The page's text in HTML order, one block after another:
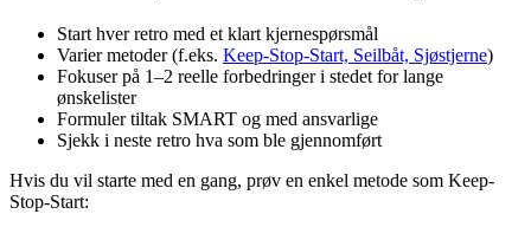
Start hver retro med et klart kjernespørsmål
Varier metoder (f.eks. Keep-Stop-Start, Seilbåt, Sjøstjerne)
Fokuser på 1–2 reelle forbedringer i stedet for lange
ønskelister
Formuler tiltak SMART og med ansvarlige
Sjekk i neste retro hva som ble gjennomført
Hvis du vil starte med en gang, prøv en enkel metode som Keep-
Stop-Start: